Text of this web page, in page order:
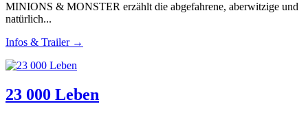
MINIONS & MONSTER erzählt die abgefahrene, aberwitzige und
natürlich...
Infos & Trailer →
23 000 Leben